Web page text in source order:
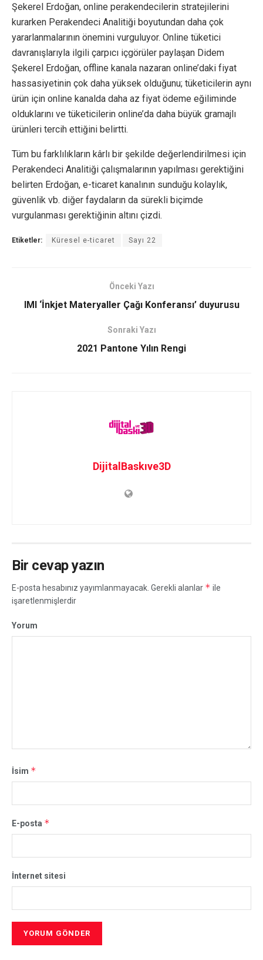
Şekerel Erdoğan, online perakendecilerin stratejilerini
kurarken Perakendeci Analitiği boyutundan daha çok
yararlanmalarının önemini vurguluyor. Online tüketici
davranışlarıyla ilgili çarpıcı içgörüler paylaşan Didem
Şekerel Erdoğan, offline kanala nazaran online’daki fiyat
hassasiyetinin çok daha yüksek olduğunu; tüketicilerin aynı
ürün için online kanalda daha az fiyat ödeme eğiliminde
olduklarını ve tüketicilerin online’da daha büyük gramajlı
ürünleri tercih ettiğini belirtti.
Tüm bu farklılıkların kârlı bir şekilde değerlendirilmesi için
Perakendeci Analitiği çalışmalarının yapılması gerektiğini
belirten Erdoğan, e-ticaret kanalının sunduğu kolaylık,
güvenlik vb. diğer faydaların da sürekli biçimde
vurgulanması gerektiğinin altını çizdi.
Etiketler: Küresel e-ticaret Sayı 22
Önceki Yazı
IMI ‘İnkjet Materyaller Çağı Konferansı’ duyurusu
Sonraki Yazı
2021 Pantone Yılın Rengi
DijitalBaskıve3D
Bir cevap yazın
E-posta hesabınız yayımlanmayacak. Gerekli alanlar * ile
işaretlenmişlerdir
Yorum
İsim *
E-posta *
İnternet sitesi